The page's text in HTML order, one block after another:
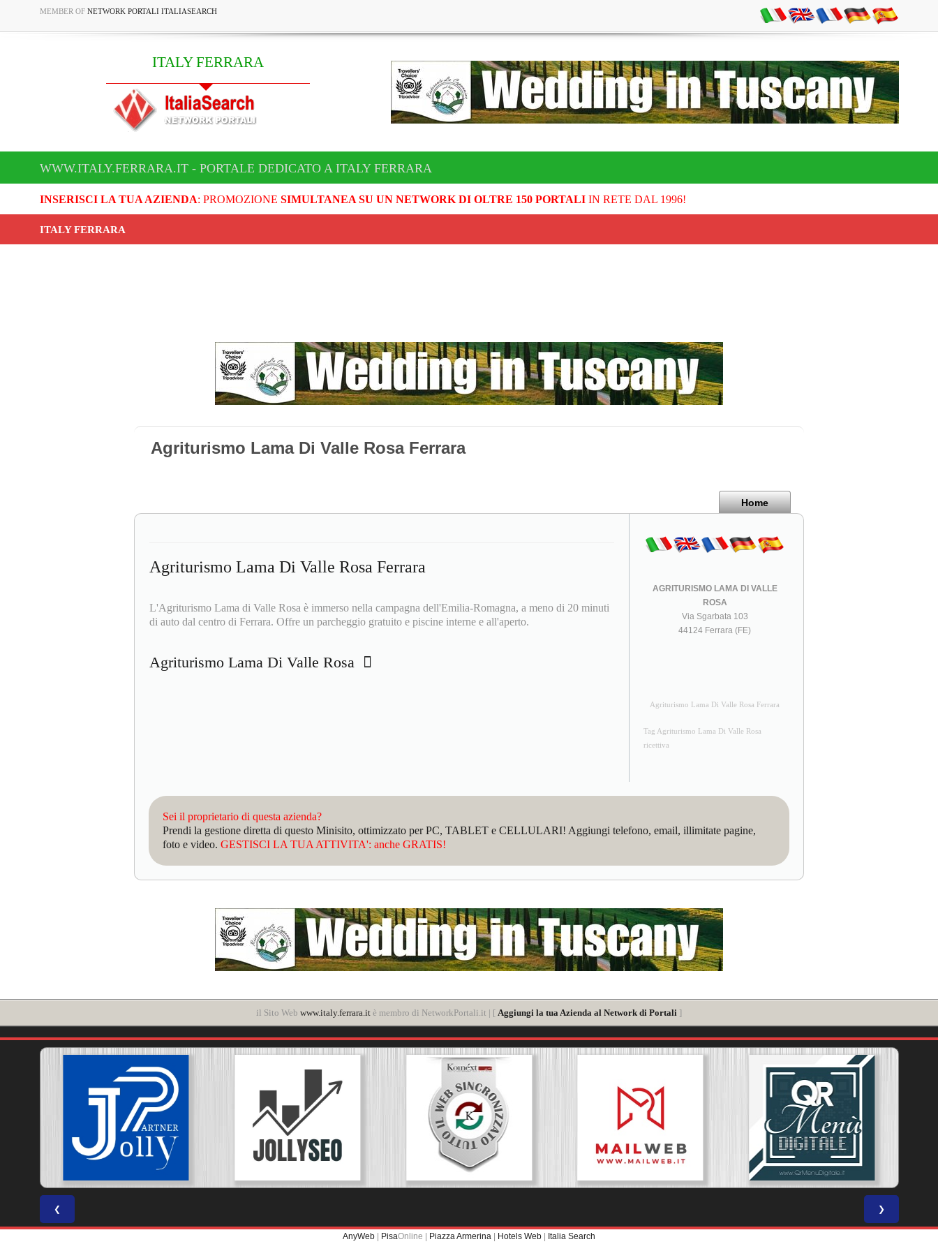
MEMBER OF NETWORK PORTALI ITALIASEARCH
ITALY FERRARA
WWW.ITALY.FERRARA.IT - PORTALE DEDICATO A ITALY FERRARA
INSERISCI LA TUA AZIENDA: PROMOZIONE SIMULTANEA SU UN NETWORK DI OLTRE 150 PORTALIIN RETE DAL 1996!
ITALY FERRARA
Agriturismo Lama Di Valle Rosa Ferrara
Home
Agriturismo Lama Di Valle Rosa Ferrara
L'Agriturismo Lama di Valle Rosa è immerso nella campagna dell'Emilia-Romagna, a meno di 20 minuti
di auto dal centro di Ferrara. Offre un parcheggio gratuito e piscine interne e all'aperto.
Agriturismo Lama Di Valle Rosa
AGRITURISMO LAMA DI VALLE
ROSA
Via Sgarbata 103
44124 Ferrara (FE)
Agriturismo Lama Di Valle Rosa Ferrara
Tag Agriturismo Lama Di Valle Rosa
ricettiva
Sei il proprietario di questa azienda?
Prendi la gestione diretta di questo Minisito, ottimizzato per PC, TABLET e CELLULARI! Aggiungi telefono, email, illimitate pagine,
foto e video. GESTISCI LA TUA ATTIVITA': anche GRATIS!
il Sito Web www.italy.ferrara.it è membro di NetworkPortali.it | [ Aggiungi la tua Azienda al Network di Portali ]
❮ ❯
AnyWeb | PisaOnline | Piazza Armerina | Hotels Web | Italia Search